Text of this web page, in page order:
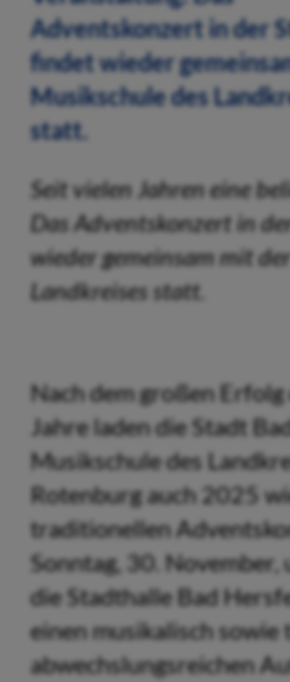
Seit vielen Jahren eine
Das Adventskonzert in
wieder gemeinsam mit
Landkreises statt.
Nach dem großen
Jahre laden die Stadt
Musikschule des
Rotenburg auch 2025
traditionellen
Sonntag, 30.
die Stadthalle Bad
einen musikalisch sowie
abwechslungsreichen